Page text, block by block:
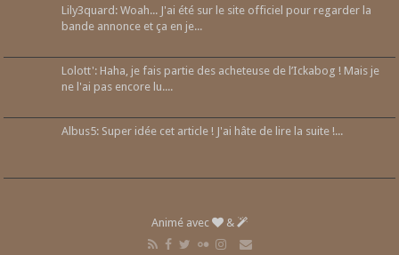
Lily3quard: Woah... J'ai été sur le site officiel pour regarder la
bande annonce et ça en je...
Lolott': Haha, je fais partie des acheteuse de l’Ickabog ! Mais je
ne l'ai pas encore lu....
Albus5: Super idée cet article ! J'ai hâte de lire la suite !...
Animé avec &